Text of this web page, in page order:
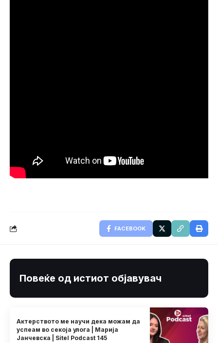
FACEBOOK
Повеќе од истиот објавувач
Актерството ме научи дека можам да
успеам во секоја улога | Марија
Јанчевска | Sitel Podcast 145